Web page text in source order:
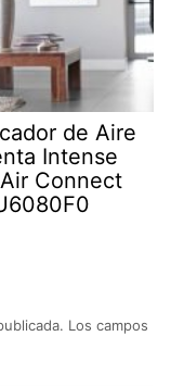
de Aire
Intense
Connect
Los campos